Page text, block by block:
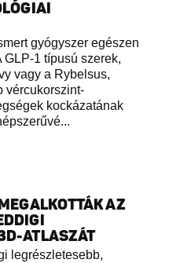
gyógyszer egészen
1 típusú szerek,
vagy a Rybelsus,
vércukorszint-
kockázatának
AZ
ATLASZÁT
legrészletesebb,